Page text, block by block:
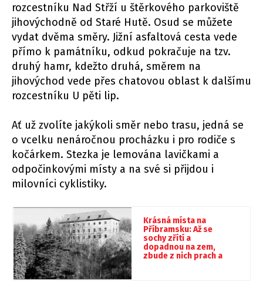
rozcestníku Nad Střží u štěrkového parkoviště
jihovýchodně od Staré Hutě. Osud se můžete
vydat dvěma směry. Jižní asfaltová cesta vede
přímo k památníku, odkud pokračuje na tzv.
druhý hamr, kdežto druhá, směrem na
jihovýchod vede přes chatovou oblast k dalšímu
rozcestníku U pěti lip.
Ať už zvolíte jakýkoli směr nebo trasu, jedná se
o vcelku nenáročnou procházku i pro rodiče s
kočárkem. Stezka je lemována lavičkami a
odpočinkovými místy a na své si přijdou i
milovníci cyklistiky.
Krásná místa na
Příbramsku: Až se
sochy zřítí a
dopadnou na zem,
zbude z nich prach a